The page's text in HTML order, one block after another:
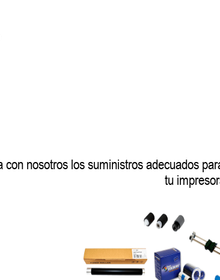
con nosotros los suministros adecuados
tu